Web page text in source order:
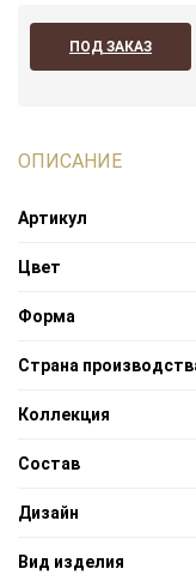
ПОД ЗАКАЗ
ОПИСАНИЕ
Артикул
Цвет
Форма
Страна
Коллекция
Состав
Дизайн
Вид изделия